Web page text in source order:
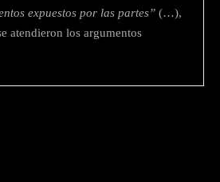
expuestos por las partes” (…),
atendieron los argumentos